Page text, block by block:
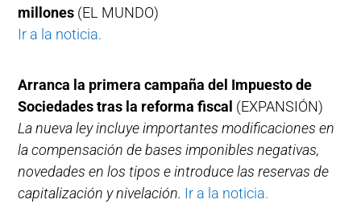
millones (EL MUNDO)
Ir a la noticia.
Arranca la primera campaña del Impuesto de
Sociedades tras la reforma fiscal (EXPANSIÓN)
La nueva ley incluye importantes modificaciones en
la compensación de bases imponibles negativas,
novedades en los tipos e introduce las reservas de
capitalización y nivelación. Ir a la noticia.